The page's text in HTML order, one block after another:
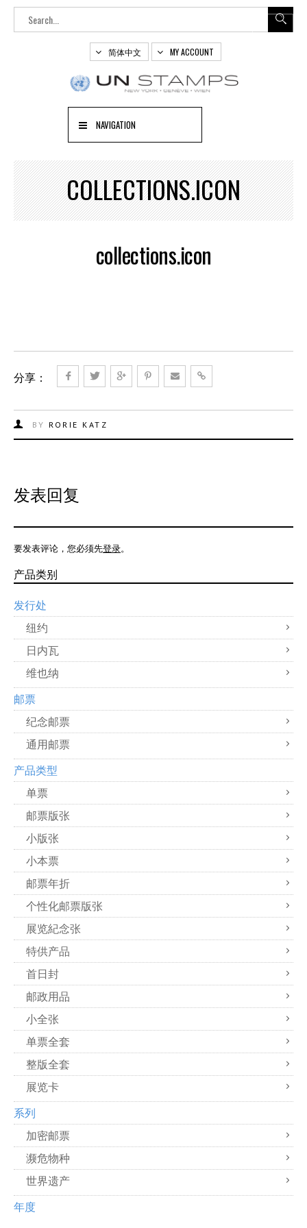
简体中文 MY ACCOUNT
NAVIGATION
COLLECTIONS.ICON
collections.icon
分享：
BY RORIE KATZ
发表回复
要发表评论，您必须先登录。
产品类别
发行处
纽约
日内瓦
维也纳
邮票
纪念邮票
通用邮票
产品类型
单票
邮票版张
小版张
小本票
邮票年折
个性化邮票版张
展览紀念张
特供产品
首日封
邮政用品
小全张
单票全套
整版全套
展览卡
系列
加密邮票
濒危物种
世界遗产
年度